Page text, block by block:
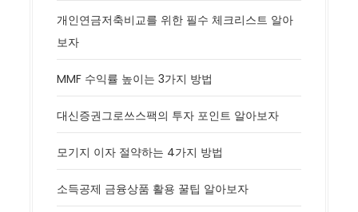
개인연금저축비교를 위한 필수 체크리스트 알아
보자
MMF 수익률 높이는 3가지 방법
대신증권그로쓰스팩의 투자 포인트 알아보자
모기지 이자 절약하는 4가지 방법
소득공제 금융상품 활용 꿀팁 알아보자